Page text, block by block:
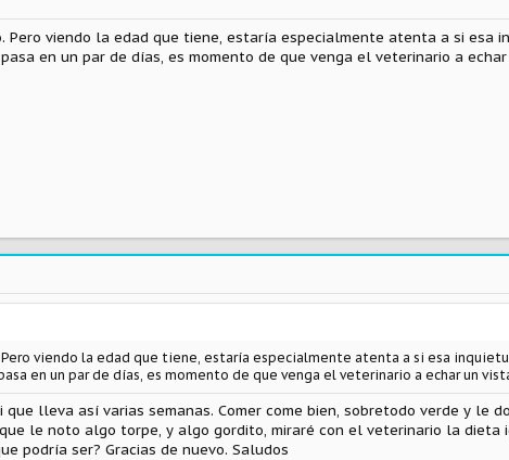
Pero viendo la edad que tiene, estaría especialmente atenta a si esa
en un par de días, es momento de que venga el veterinario a
Pero viendo la edad que tiene, estaría especialmente atenta a si esa
en un par de días, es momento de que venga el veterinario a echar un
que lleva así varias semanas. Comer come bien, sobretodo verde y le
le noto algo torpe, y algo gordito, miraré con el veterinario la dieta
podría ser? Gracias de nuevo. Saludos